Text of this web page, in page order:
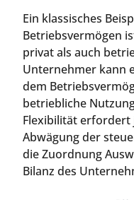
Ein klassisches
Betriebsvermögen
privat als auch
Unternehmer kann
dem
betriebliche
Flexibilität erfordert
Abwägung der
die Zuordnung
Bilanz des